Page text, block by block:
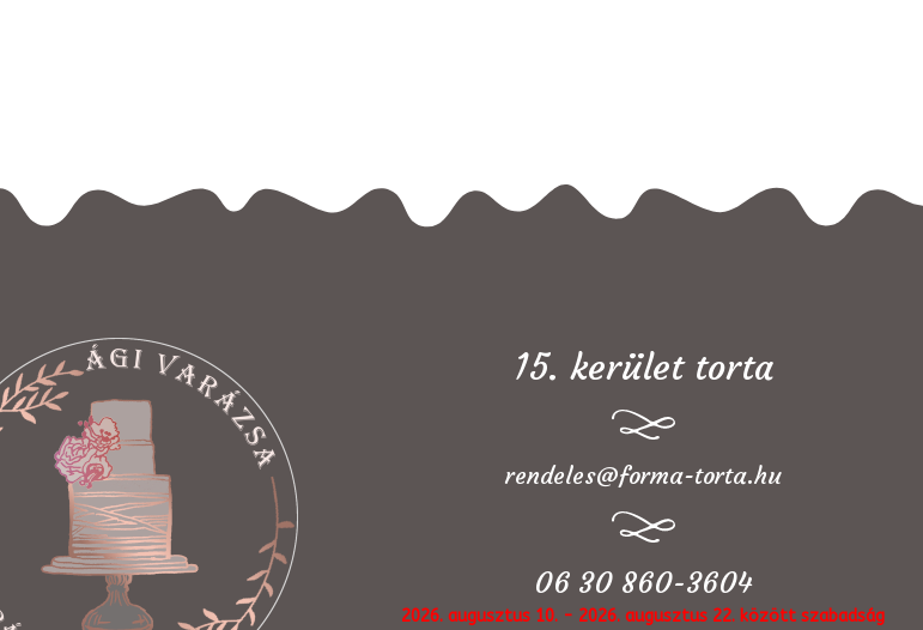
15. kerület torta
rendeles@forma-torta.hu
06 30 860-3604
2026. augusztus 10. - 2026. augusztus 22. között szabadság